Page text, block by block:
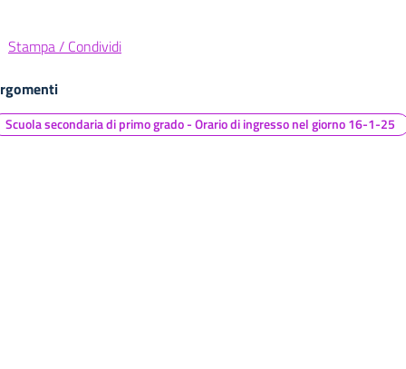
Stampa / Condividi
Scuola secondaria di primo grado - Orario di ingresso nel giorno 16-1-25